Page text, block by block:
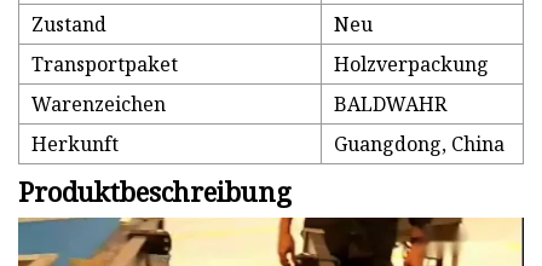
Zustand
Neu
Transportpaket
Holzverpackung
Warenzeichen
BALDWAHR
Herkunft
Guangdong, China
Produktbeschreibung